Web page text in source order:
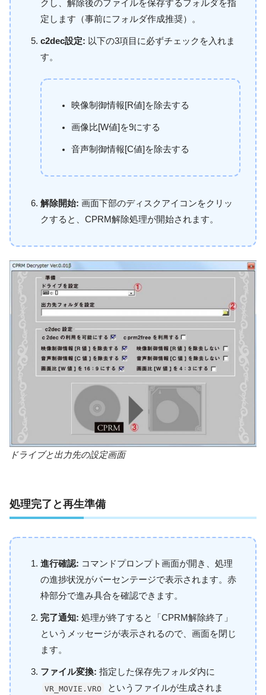
クし、解除後のファイルを保存するフォルダを指
定します（事前にフォルダ作成推奨）。
c2dec設定: 以下の3項目に必ずチェックを入れま
す。
映像制御情報[R値]を除去する
画像比[W値]を9にする
音声制御情報[C値]を除去する
解除開始: 画面下部のディスクアイコンをクリッ
クすると、CPRM解除処理が開始されます。
ドライブと出力先の設定画面
処理完了と再生準備
進行確認: コマンドプロンプト画面が開き、処理
の進捗状況がパーセンテージで表示されます。赤
枠部分で進み具合を確認できます。
完了通知: 処理が終了すると「CPRM解除終了」
というメッセージが表示されるので、画面を閉じ
ます。
ファイル変換: 指定した保存先フォルダ内に
VR_MOVIE.VRO というファイルが生成されま